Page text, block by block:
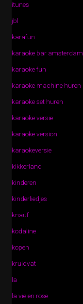
itunes
jbl
karafun
karaoke bar amsterdam
karaoke fun
karaoke machine huren
karaoke set huren
karaoke versie
karaoke version
karaokeversie
kikkerland
kinderen
kinderliedjes
knauf
kodaline
kopen
kruidvat
la
la vie en rose